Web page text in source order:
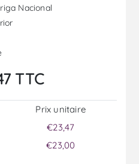
Nacional
TTC
Prix ​​unitaire
€23,47
€23,00